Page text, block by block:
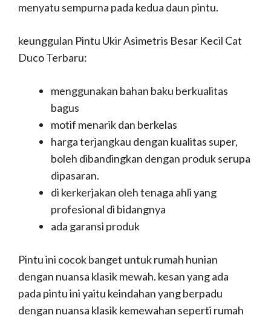
menyatu sempurna pada kedua daun pintu.
keunggulan Pintu Ukir Asimetris Besar Kecil Cat
Duco Terbaru:
menggunakan bahan baku berkualitas
bagus
motif menarik dan berkelas
harga terjangkau dengan kualitas super,
boleh dibandingkan dengan produk serupa
dipasaran.
di kerkerjakan oleh tenaga ahli yang
profesional di bidangnya
ada garansi produk
Pintu ini cocok banget untuk rumah hunian
dengan nuansa klasik mewah. kesan yang ada
pada pintu ini yaitu keindahan yang berpadu
dengan nuansa klasik kemewahan seperti rumah